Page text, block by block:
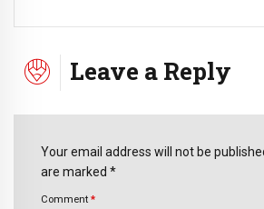
Leave a Reply
Your email address will not be
are marked *
Comment *